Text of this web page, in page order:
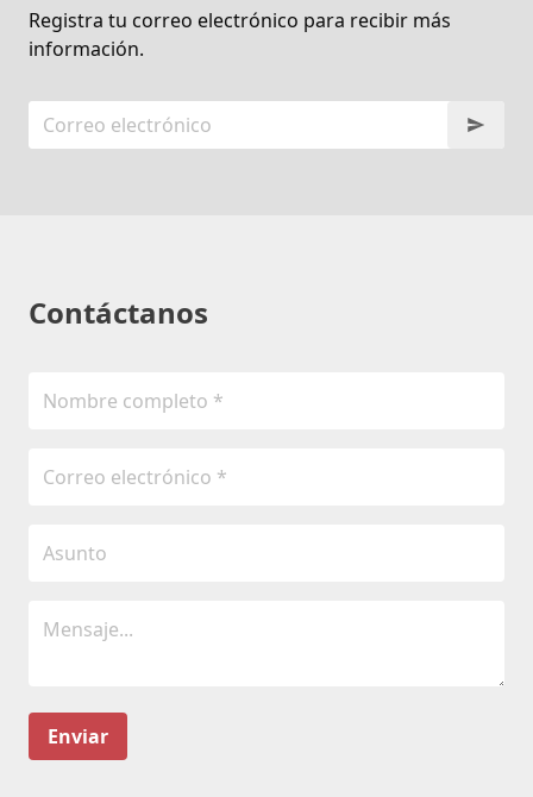
Registra tu correo electrónico para recibir más
información.
Contáctanos
Enviar